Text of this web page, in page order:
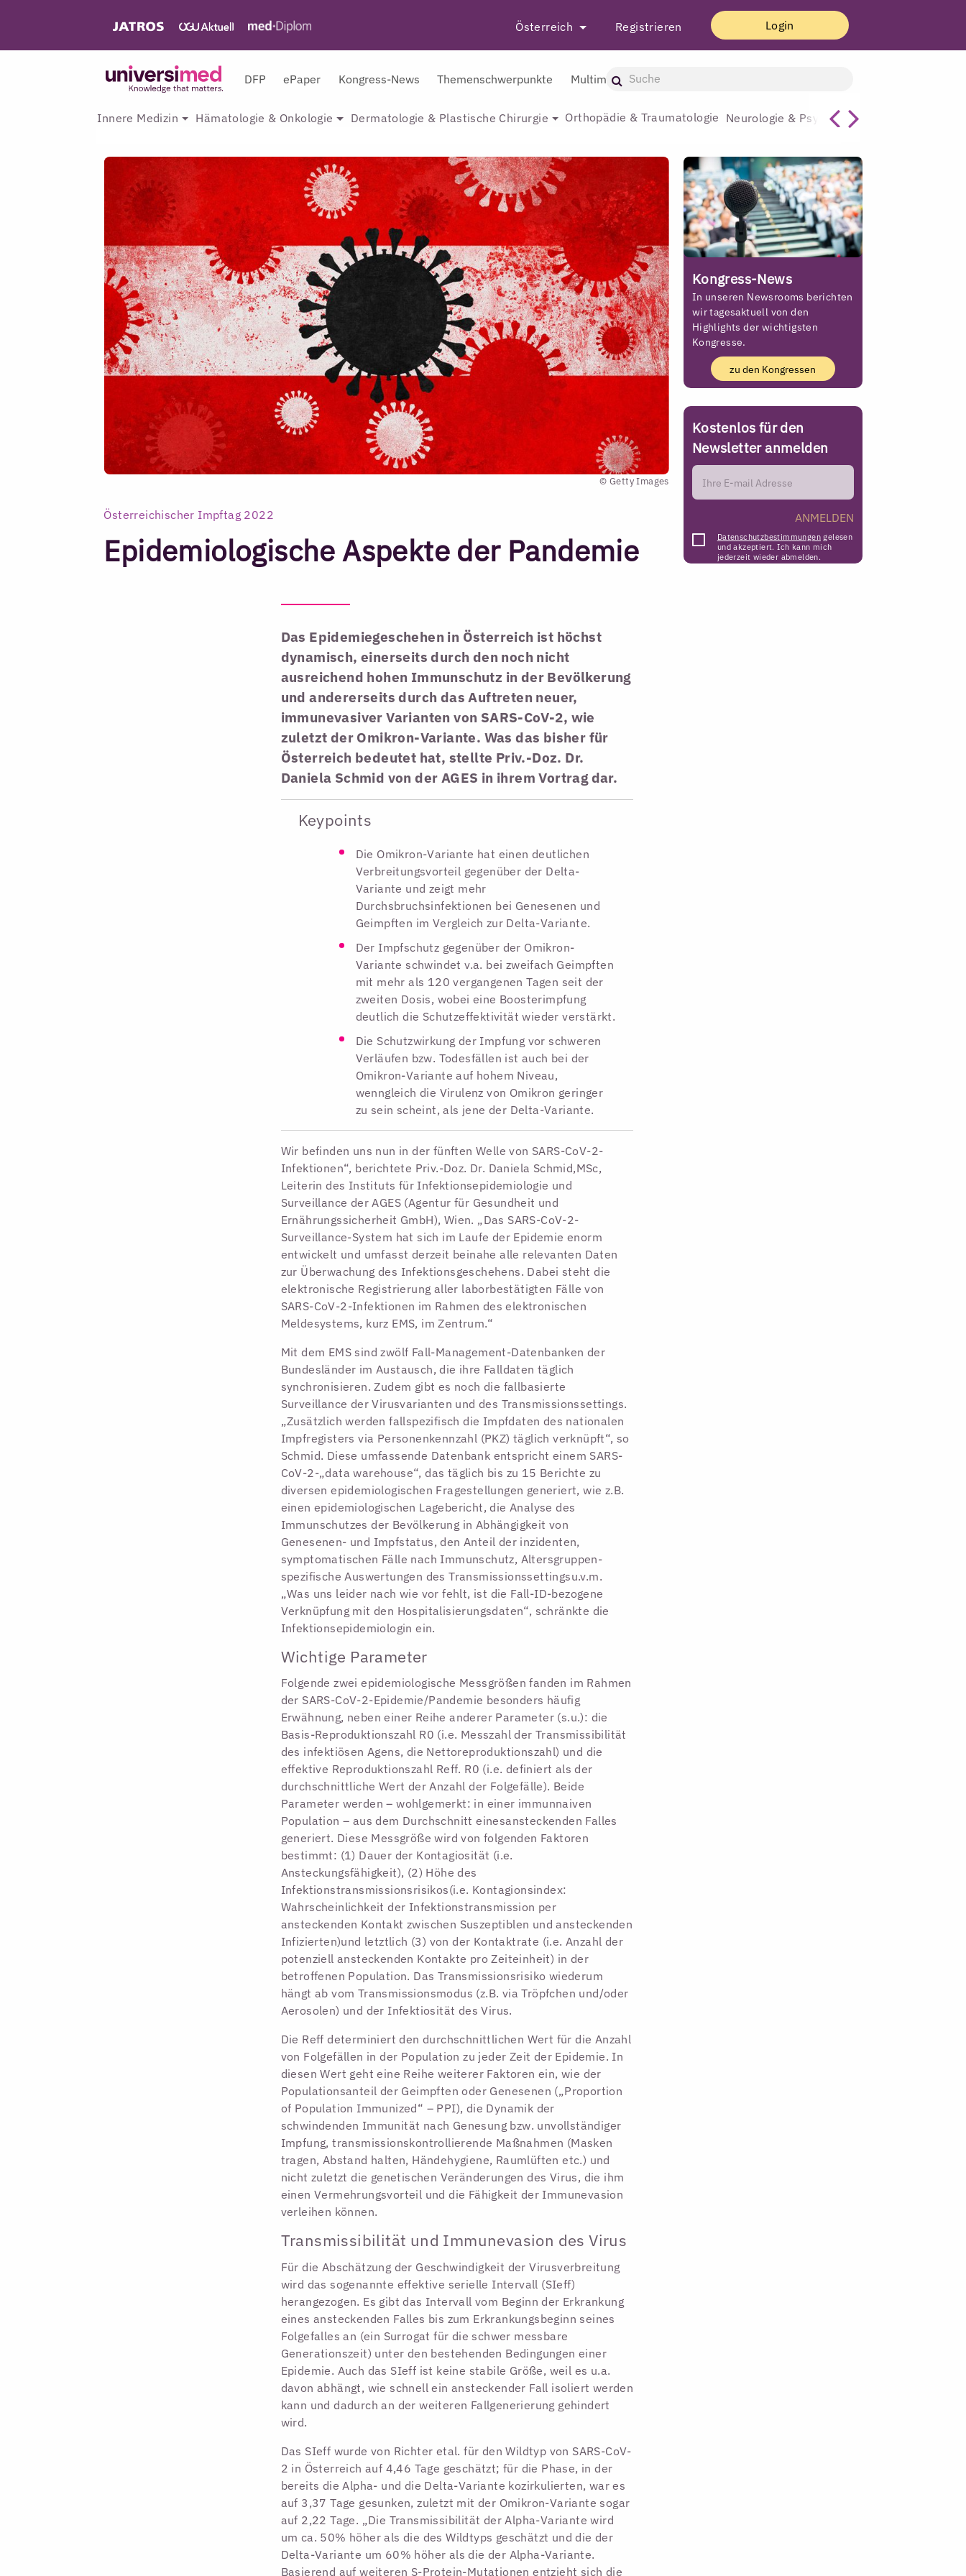
Österreich Registrieren Login
DFP ePaper Kongress-News Themenschwerpunkte Multimedia
Innere Medizin Hämatologie & Onkologie Dermatologie & Plastische Chirurgie Orthopädie & Traumatologie Neurologie & Psychiatrie
© Getty Images
Österreichischer Impftag 2022
Epidemiologische Aspekte der Pandemie
Das Epidemiegeschehen in Österreich ist höchst
dynamisch, einerseits durch den noch nicht
ausreichend hohen Immunschutz in der Bevölkerung
und andererseits durch das Auftreten neuer,
immunevasiver Varianten von SARS-CoV-2, wie
zuletzt der Omikron-Variante. Was das bisher für
Österreich bedeutet hat, stellte Priv.-Doz. Dr.
Daniela Schmid von der AGES in ihrem Vortrag dar.
Keypoints
Die Omikron-Variante hat einen deutlichen
Verbreitungsvorteil gegenüber der Delta-
Variante und zeigt mehr
Durchsbruchsinfektionen bei Genesenen und
Geimpften im Vergleich zur Delta-Variante.
Der Impfschutz gegenüber der Omikron-
Variante schwindet v.a. bei zweifach Geimpften
mit mehr als 120 vergangenen Tagen seit der
zweiten Dosis, wobei eine Boosterimpfung
deutlich die Schutzeffektivität wieder verstärkt.
Die Schutzwirkung der Impfung vor schweren
Verläufen bzw. Todesfällen ist auch bei der
Omikron-Variante auf hohem Niveau,
wenngleich die Virulenz von Omikron geringer
zu sein scheint, als jene der Delta-Variante.
Wir befinden uns nun in der fünften Welle von SARS-CoV-2-
Infektionen“, berichtete Priv.-Doz. Dr. Daniela Schmid,MSc,
Leiterin des Instituts für Infektionsepidemiologie und
Surveillance der AGES (Agentur für Gesundheit und
Ernährungssicherheit GmbH), Wien. „Das SARS-CoV-2-
Surveillance-System hat sich im Laufe der Epidemie enorm
entwickelt und umfasst derzeit beinahe alle relevanten Daten
zur Überwachung des Infektionsgeschehens. Dabei steht die
elektronische Registrierung aller laborbestätigten Fälle von
SARS-CoV-2-Infektionen im Rahmen des elektronischen
Meldesystems, kurz EMS, im Zentrum.“
Mit dem EMS sind zwölf Fall-Management-Datenbanken der
Bundesländer im Austausch, die ihre Falldaten täglich
synchronisieren. Zudem gibt es noch die fallbasierte
Surveillance der Virusvarianten und des Transmissionssettings.
„Zusätzlich werden fallspezifisch die Impfdaten des nationalen
Impfregisters via Personenkennzahl (PKZ) täglich verknüpft“, so
Schmid. Diese umfassende Datenbank entspricht einem SARS-
CoV-2-„data warehouse“, das täglich bis zu 15 Berichte zu
diversen epidemiologischen Fragestellungen generiert, wie z.B.
einen epidemiologischen Lagebericht, die Analyse des
Immunschutzes der Bevölkerung in Abhängigkeit von
Genesenen- und Impfstatus, den Anteil der inzidenten,
symptomatischen Fälle nach Immunschutz, Altersgruppen-
spezifische Auswertungen des Transmissionssettingsu.v.m.
„Was uns leider nach wie vor fehlt, ist die Fall-ID-bezogene
Verknüpfung mit den Hospitalisierungsdaten“, schränkte die
Infektionsepidemiologin ein.
Wichtige Parameter
Folgende zwei epidemiologische Messgrößen fanden im Rahmen
der SARS-CoV-2-Epidemie/Pandemie besonders häufig
Erwähnung, neben einer Reihe anderer Parameter (s.u.): die
Basis-Reproduktionszahl R0 (i.e. Messzahl der Transmissibilität
des infektiösen Agens, die Nettoreproduktionszahl) und die
effektive Reproduktionszahl Reff. R0 (i.e. definiert als der
durchschnittliche Wert der Anzahl der Folgefälle). Beide
Parameter werden – wohlgemerkt: in einer immunnaiven
Population – aus dem Durchschnitt einesansteckenden Falles
generiert. Diese Messgröße wird von folgenden Faktoren
bestimmt: (1) Dauer der Kontagiosität (i.e.
Ansteckungsfähigkeit), (2) Höhe des
Infektionstransmissionsrisikos(i.e. Kontagionsindex:
Wahrscheinlichkeit der Infektionstransmission per
ansteckenden Kontakt zwischen Suszeptiblen und ansteckenden
Infizierten)und letztlich (3) von der Kontaktrate (i.e. Anzahl der
potenziell ansteckenden Kontakte pro Zeiteinheit) in der
betroffenen Population. Das Transmissionsrisiko wiederum
hängt ab vom Transmissionsmodus (z.B. via Tröpfchen und/oder
Aerosolen) und der Infektiosität des Virus.
Die Reff determiniert den durchschnittlichen Wert für die Anzahl
von Folgefällen in der Population zu jeder Zeit der Epidemie. In
diesen Wert geht eine Reihe weiterer Faktoren ein, wie der
Populationsanteil der Geimpften oder Genesenen („Proportion
of Population Immunized“ – PPI), die Dynamik der
schwindenden Immunität nach Genesung bzw. unvollständiger
Impfung, transmissionskontrollierende Maßnahmen (Masken
tragen, Abstand halten, Händehygiene, Raumlüften etc.) und
nicht zuletzt die genetischen Veränderungen des Virus, die ihm
einen Vermehrungsvorteil und die Fähigkeit der Immunevasion
verleihen können.
Transmissibilität und Immunevasion des Virus
Für die Abschätzung der Geschwindigkeit der Virusverbreitung
wird das sogenannte effektive serielle Intervall (SIeff)
herangezogen. Es gibt das Intervall vom Beginn der Erkrankung
eines ansteckenden Falles bis zum Erkrankungsbeginn seines
Folgefalles an (ein Surrogat für die schwer messbare
Generationszeit) unter den bestehenden Bedingungen einer
Epidemie. Auch das SIeff ist keine stabile Größe, weil es u.a.
davon abhängt, wie schnell ein ansteckender Fall isoliert werden
kann und dadurch an der weiteren Fallgenerierung gehindert
wird.
Das SIeff wurde von Richter etal. für den Wildtyp von SARS-CoV-
2 in Österreich auf 4,46 Tage geschätzt; für die Phase, in der
bereits die Alpha- und die Delta-Variante kozirkulierten, war es
auf 3,37 Tage gesunken, zuletzt mit der Omikron-Variante sogar
auf 2,22 Tage. „Die Transmissibilität der Alpha-Variante wird
um ca. 50% höher als die des Wildtyps geschätzt und die der
Delta-Variante um 60% höher als die der Alpha-Variante.
Basierend auf weiteren S-Protein-Mutationen entzieht sich die
Kongress-News
In unseren Newsrooms berichten
wir tagesaktuell von den
Highlights der wichtigsten
Kongresse.
zu den Kongressen
Kostenlos für den
Newsletter anmelden
ANMELDEN
Datenschutzbestimmungen gelesen
und akzeptiert. Ich kann mich
jederzeit wieder abmelden.